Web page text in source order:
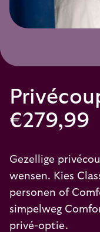
€279,99
Gezellige
wensen. Kies
personen of
simpelweg
privé-optie.